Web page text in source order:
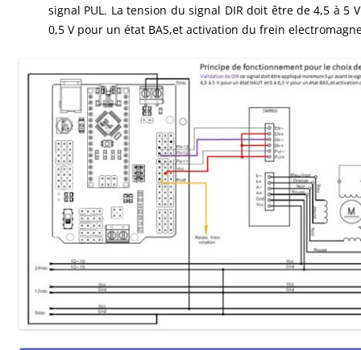
signal PUL. La tension du signal DIR doit être de 4,5 à 5
0,5 V pour un état BAS,et activation du frein